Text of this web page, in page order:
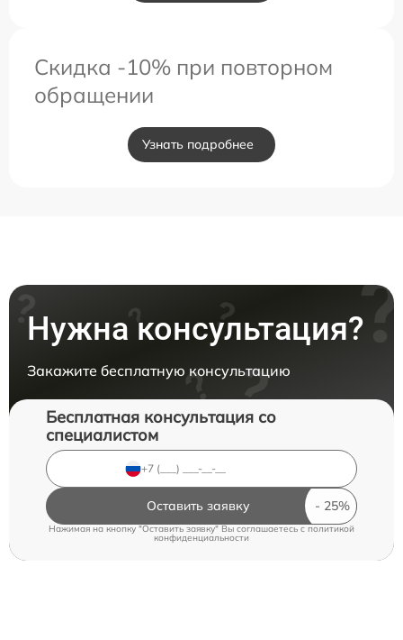
Скидка -10% при повторном
обращении
Узнать подробнее
Нужна консультация?
Закажите бесплатную консультацию
Бесплатная консультация со
специалистом
Оставить заявку
Нажимая на кнопку "Оставить заявку" Вы соглашаетесь cполитикой
конфиденциальности